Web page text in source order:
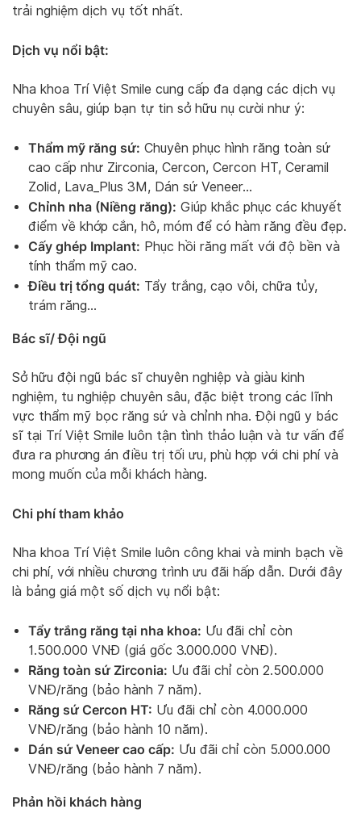
trải nghiệm dịch vụ tốt nhất.
Dịch vụ nổi bật:
Nha khoa Trí Việt Smile cung cấp đa dạng các dịch vụ
chuyên sâu, giúp bạn tự tin sở hữu nụ cười như ý:
Thẩm mỹ răng sứ: Chuyên phục hình răng toàn sứ
cao cấp như Zirconia, Cercon, Cercon HT, Ceramil
Zolid, Lava_Plus 3M, Dán sứ Veneer…
Chỉnh nha (Niềng răng): Giúp khắc phục các khuyết
điểm về khớp cắn, hô, móm để có hàm răng đều đẹp.
Cấy ghép Implant: Phục hồi răng mất với độ bền và
tính thẩm mỹ cao.
Điều trị tổng quát: Tẩy trắng, cạo vôi, chữa tủy,
trám răng…
Bác sĩ/ Đội ngũ
Sở hữu đội ngũ bác sĩ chuyên nghiệp và giàu kinh
nghiệm, tu nghiệp chuyên sâu, đặc biệt trong các lĩnh
vực thẩm mỹ bọc răng sứ và chỉnh nha. Đội ngũ y bác
sĩ tại Trí Việt Smile luôn tận tình thảo luận và tư vấn để
đưa ra phương án điều trị tối ưu, phù hợp với chi phí và
mong muốn của mỗi khách hàng.
Chi phí tham khảo
Nha khoa Trí Việt Smile luôn công khai và minh bạch về
chi phí, với nhiều chương trình ưu đãi hấp dẫn. Dưới đây
là bảng giá một số dịch vụ nổi bật:
Tẩy trắng răng tại nha khoa: Ưu đãi chỉ còn
1.500.000 VNĐ (giá gốc 3.000.000 VNĐ).
Răng toàn sứ Zirconia: Ưu đãi chỉ còn 2.500.000
VNĐ/răng (bảo hành 7 năm).
Răng sứ Cercon HT: Ưu đãi chỉ còn 4.000.000
VNĐ/răng (bảo hành 10 năm).
Dán sứ Veneer cao cấp: Ưu đãi chỉ còn 5.000.000
VNĐ/răng (bảo hành 7 năm).
Phản hồi khách hàng